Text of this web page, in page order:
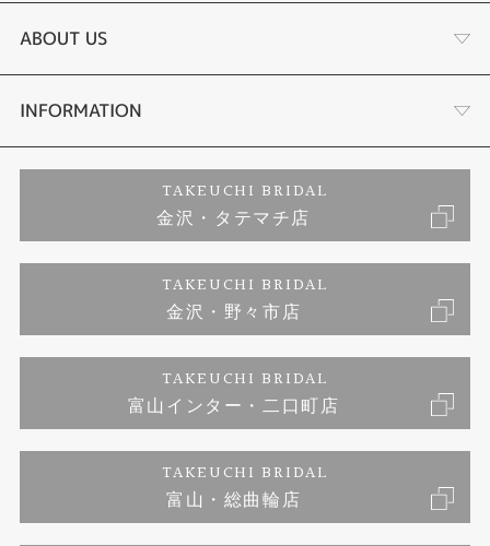
結婚指輪
セットリング
婚約ネックレス
ダイヤモンド
ジュエリーリフォーム
選ばれる理由まとめ
お客様の声
プロポーズサポート
ブランドリスト
福井指輪工房｜手作りペアリング
福井指輪工房｜手作り結婚指輪 and 婚約指輪
福井工房｜手作り婚約指輪プロポーズプラン
ABOUT US
会社概要
お客様の声
INFORMATION
プライバシーポリシー
TAKEUCHI BRIDAL
金沢・タテマチ店
TAKEUCHI BRIDAL
金沢・野々市店
TAKEUCHI BRIDAL
富山インター・二口町店
TAKEUCHI BRIDAL
富山・総曲輪店